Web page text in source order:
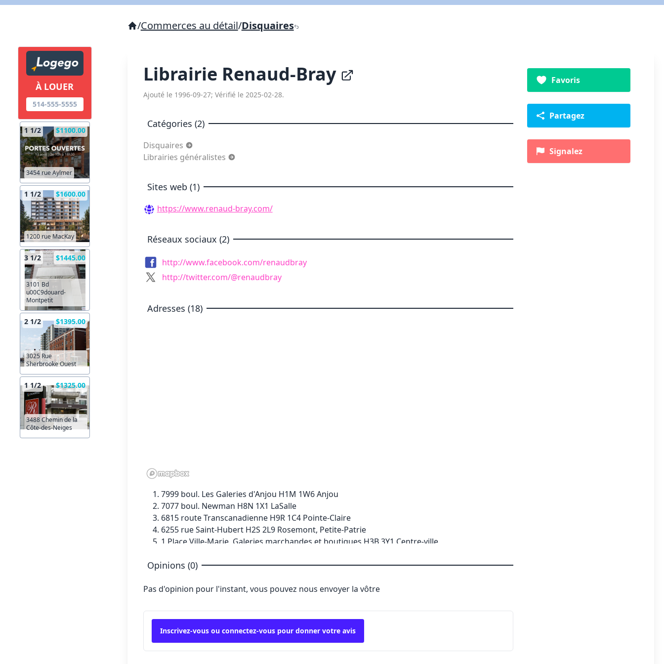
À LOUER
514-555-5555
1 1/2 $1100.00
3454 rue Aylmer
1 1/2 $1600.00
1200 rue MacKay
3 1/2 $1445.00
3101 Bd
u00C9douard-
Montpetit
2 1/2 $1395.00
3025 Rue
Sherbrooke Ouest
1 1/2 $1325.00
3488 Chemin de la
Côte-des-Neiges
/Commerces au détail/Disquaires
Librairie Renaud-Bray
Ajouté le 1996-09-27; Vérifié le 2025-02-28.
Catégories (2)
Disquaires
Librairies généralistes
Sites web (1)
https://www.renaud-bray.com/
Réseaux sociaux (2)
http://www.facebook.com/renaudbray
http://twitter.com/@renaudbray
Adresses (18)
7999 boul. Les Galeries d'Anjou H1M 1W6 Anjou
7077 boul. Newman H8N 1X1 LaSalle
6815 route Transcanadienne H9R 1C4 Pointe-Claire
6255 rue Saint-Hubert H2S 2L9 Rosemont, Petite-Patrie
1 Place Ville-Marie, Galeries marchandes et boutiques H3B 3Y1 Centre-ville
6925 boul. Taschereau J4Z 1A7 Brossard
900 boul. Grignon J7Y 3S7 Saint-Jérôme
1600 boul. le Corbusier H7S 1Y9 Laval-des-Rapides
1185 boul. Moody J6W 3Z5 Terrebonne
1691 rue Fleury Est H2C 1T1 Ahuntsic et Cartierville
Opinions (0)
Pas d'opinion pour l'instant, vous pouvez nous envoyer la vôtre
Inscrivez-vous ou connectez-vous pour donner votre avis
Favoris
Partagez
Signalez
Lien vers inscription (sera inclus dans courriel)